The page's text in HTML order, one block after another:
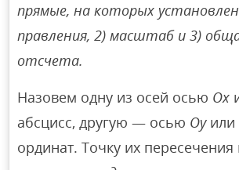
прямые, на которых
правления, 2) масштаб и 3)
отсчета.
Назовем одну из осей осью Ох
абсцисс, другую — осью Оуили
ординат. Точку их пересечения